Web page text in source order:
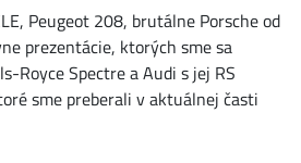
Peugeot 208, brutálne Porsche od
prezentácie, ktorých sme sa
Royce Spectre a Audi s jej RS
sme preberali v aktuálnej časti